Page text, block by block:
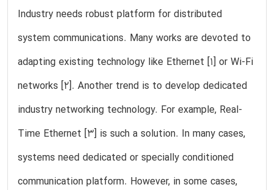
Industry needs robust platform for distributed
system communications. Many works are devoted to
adapting existing technology like Ethernet [1] or Wi-Fi
networks [2]. Another trend is to develop dedicated
industry networking technology. For example, Real-
Time Ethernet [3] is such a solution. In many cases,
systems need dedicated or specially conditioned
communication platform. However, in some cases,